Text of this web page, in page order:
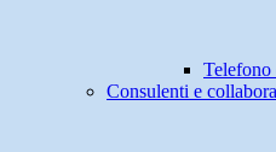
Telefono
Consulenti e